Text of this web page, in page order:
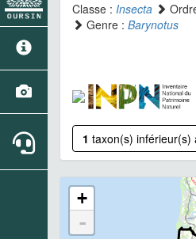
Classe : Insecta
Genre : Barynotus
1 taxon(s) inférieur(s)
+
-